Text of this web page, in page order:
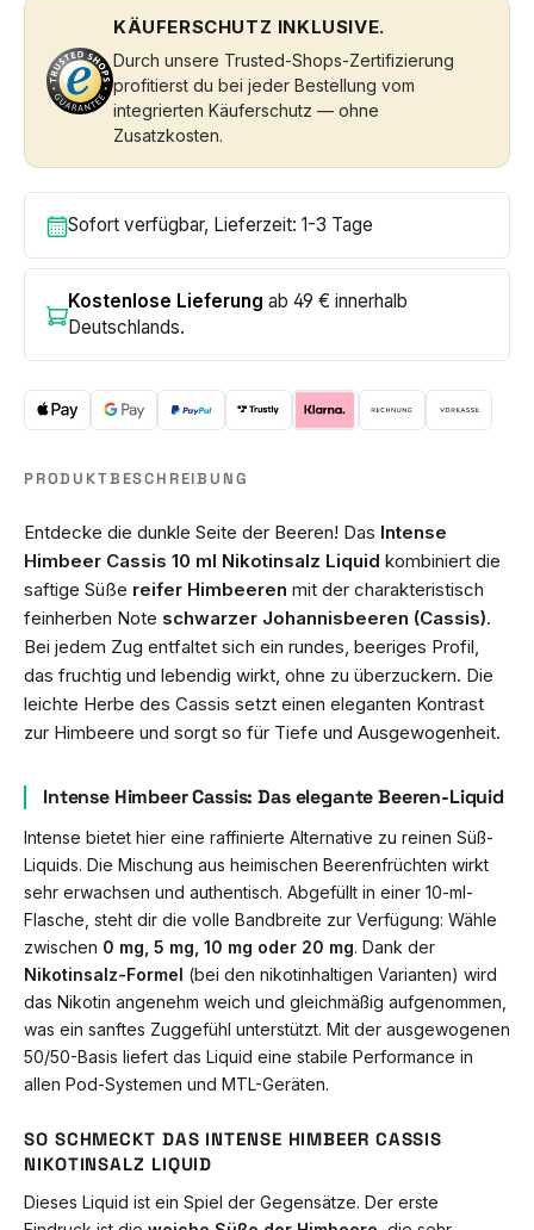
KÄUFERSCHUTZ INKLUSIVE.
Durch unsere Trusted-Shops-Zertifizierung
profitierst du bei jeder Bestellung vom
integrierten Käuferschutz — ohne
Zusatzkosten.
Sofort verfügbar, Lieferzeit: 1-3 Tage
Kostenlose Lieferung ab 49 € innerhalb
Deutschlands.
PRODUKTBESCHREIBUNG
Entdecke die dunkle Seite der Beeren! Das Intense
Himbeer Cassis 10 ml Nikotinsalz Liquid kombiniert die
saftige Süße reifer Himbeeren mit der charakteristisch
feinherben Note schwarzer Johannisbeeren (Cassis).
Bei jedem Zug entfaltet sich ein rundes, beeriges Profil,
das fruchtig und lebendig wirkt, ohne zu überzuckern. Die
leichte Herbe des Cassis setzt einen eleganten Kontrast
zur Himbeere und sorgt so für Tiefe und Ausgewogenheit.
Intense Himbeer Cassis: Das elegante Beeren-Liquid
Intense bietet hier eine raffinierte Alternative zu reinen Süß-
Liquids. Die Mischung aus heimischen Beerenfrüchten wirkt
sehr erwachsen und authentisch. Abgefüllt in einer 10-ml-
Flasche, steht dir die volle Bandbreite zur Verfügung: Wähle
zwischen 0 mg, 5 mg, 10 mg oder 20 mg. Dank der
Nikotinsalz-Formel (bei den nikotinhaltigen Varianten) wird
das Nikotin angenehm weich und gleichmäßig aufgenommen,
was ein sanftes Zuggefühl unterstützt. Mit der ausgewogenen
50/50-Basis liefert das Liquid eine stabile Performance in
allen Pod-Systemen und MTL-Geräten.
SO SCHMECKT DAS INTENSE HIMBEER CASSIS
NIKOTINSALZ LIQUID
Dieses Liquid ist ein Spiel der Gegensätze. Der erste